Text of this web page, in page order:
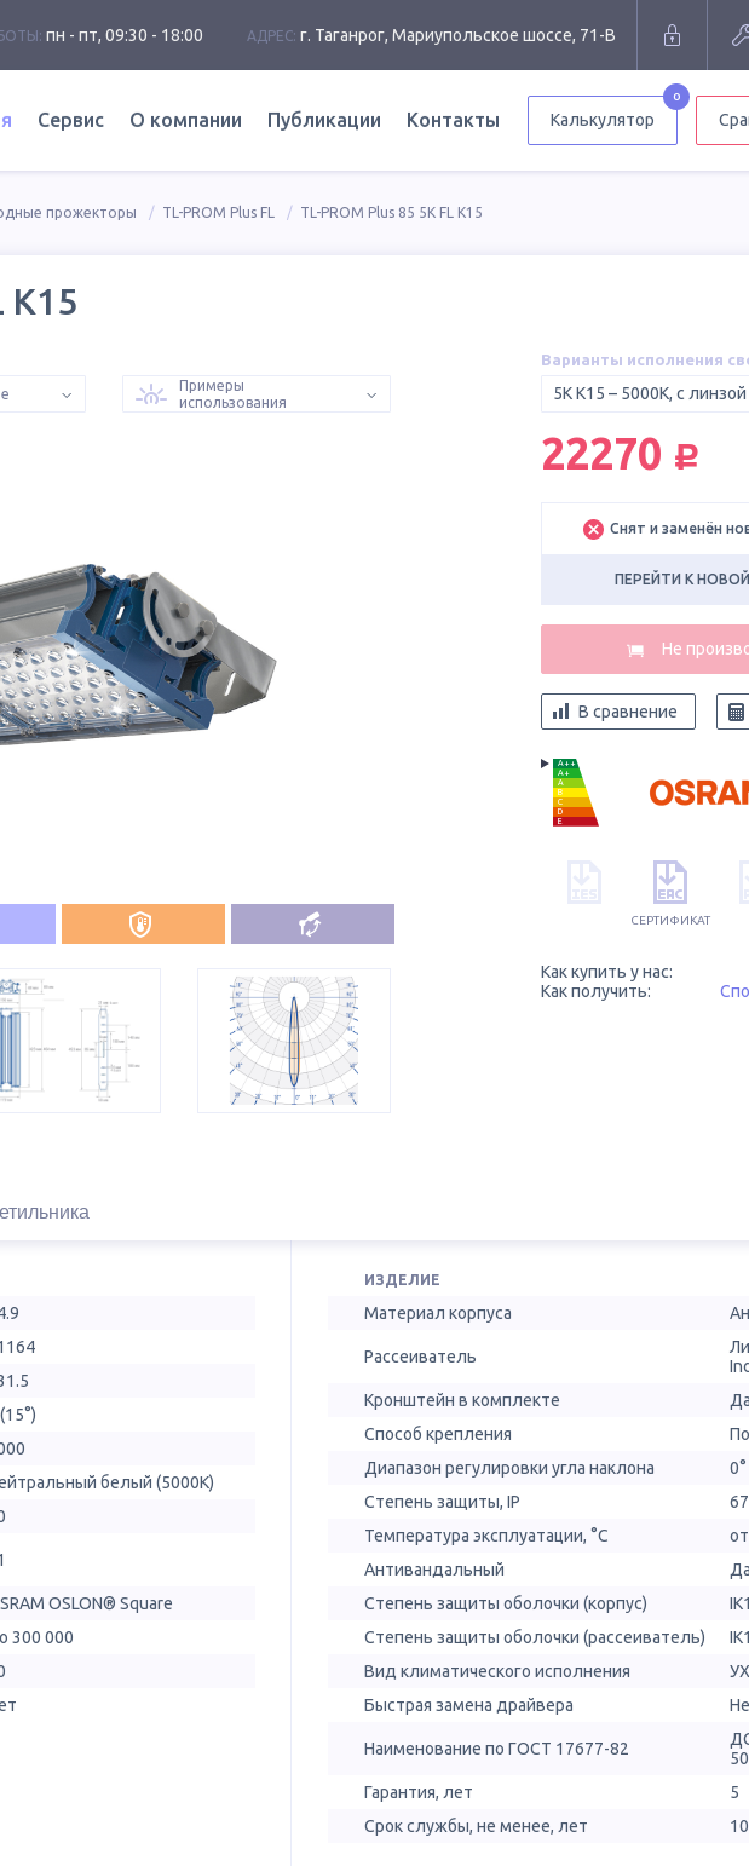
пн - пт, 09:30 - 18:00 АДРЕС: г. Таганрог, Мариупольское шоссе, 71-В
Сервис О компании Публикации Контакты Калькулятор
0
прожекторы TL-PROM Plus FL TL-PROM Plus 85 5K FL К15
К15
Примеры
использования
Варианты исполнения
5K К15 – 5000K, с линзой
22270 руб.
Снят и заменён
ПЕРЕЙТИ К
В сравнение
A++
A+
A
B
C
D
E
СЕРТИФИКАТ
Как купить у нас:
Как получить:
белый (5000К)
OSLON® Square
300 000
ИЗДЕЛИЕ
Материал корпуса
Рассеиватель
Кронштейн в комплекте
Да
Способ крепления
Диапазон регулировки угла наклона
Степень защиты, IP
67
Температура эксплуатации, °С
Антивандальный
Да
Степень защиты оболочки (корпус)
Степень защиты оболочки (рассеиватель)
Вид климатического исполнения
Быстрая замена драйвера
Наименование по ГОСТ 17677-82
Гарантия, лет
5
Срок службы, не менее, лет
10